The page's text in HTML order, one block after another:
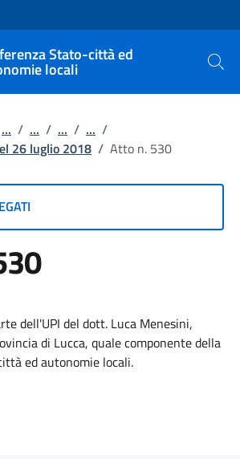
sito
Stato-città ed
locali Cerca
... / ... / ... / ... /
26 luglio 2018 / Atto n. 530
dell'UPI del dott. Luca Menesini,
di Lucca, quale componente della
ed autonomie locali.